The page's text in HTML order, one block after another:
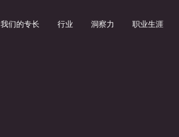
我们的专长 行业 洞察力 职业生涯